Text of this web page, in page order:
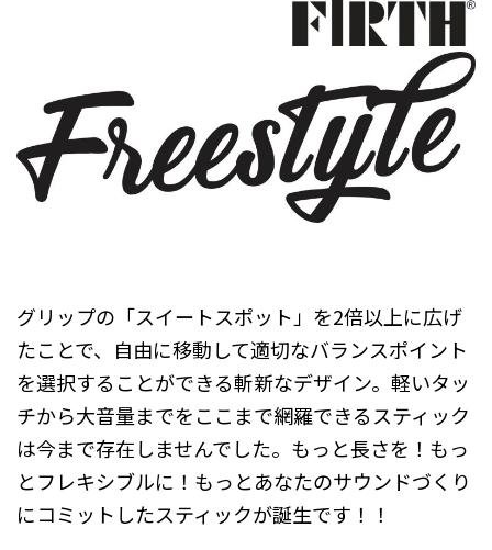
グリップの「スイートスポット」を2倍以上に広げ
たことで、自由に移動して適切なバランスポイント
を選択することができる斬新なデザイン。軽いタッ
チから大音量までをここまで網羅できるスティック
は今まで存在しませんでした。もっと長さを！もっ
とフレキシブルに！もっとあなたのサウンドづくり
にコミットしたスティックが誕生です！！